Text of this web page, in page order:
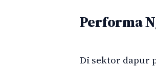
Performa
Di sektor dapur